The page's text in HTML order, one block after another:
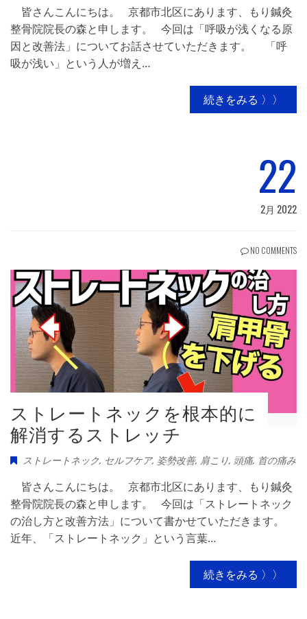
皆さんこんにちは。 京都市北区にあります、もり鍼灸
整骨院院長の森と申します。 今回は「呼吸が浅くなる原
因と改善法」についてお話させていただきます。 「呼
吸が浅い」という人が増え…
続きをみる 〉〉
22
2月 2022
NO COMMENTS
ストレートネックを根本的に
解消するストレッチ
ストレートネック, セルフケア, 姿勢改善, 肩こり, 頭痛, 首の痛み
皆さんこんにちは。 京都市北区にあります、もり鍼灸
整骨院院長の森と申します。 今回は「ストレートネック
の治し方と改善方法」について書かせていただきます。
近年、「ストレートネック」という言葉…
続きをみる 〉〉